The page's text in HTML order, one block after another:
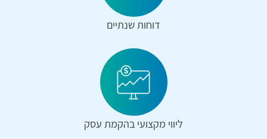
דוחות שנתיים
ליווי מקצועי בהקמת עסק